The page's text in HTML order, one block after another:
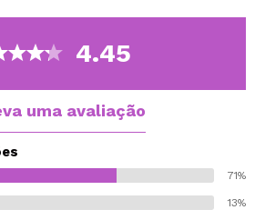
4.45
uma avaliação
71%
13%